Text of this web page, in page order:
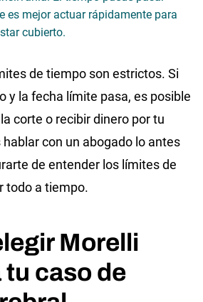
es mejor actuar rápidamente para
cubierto.
de tiempo son estrictos. Si
y la fecha límite pasa, es posible
corte o recibir dinero por tu
hablar con un abogado lo antes
de entender los límites de
todo a tiempo.
Morelli
tu caso de